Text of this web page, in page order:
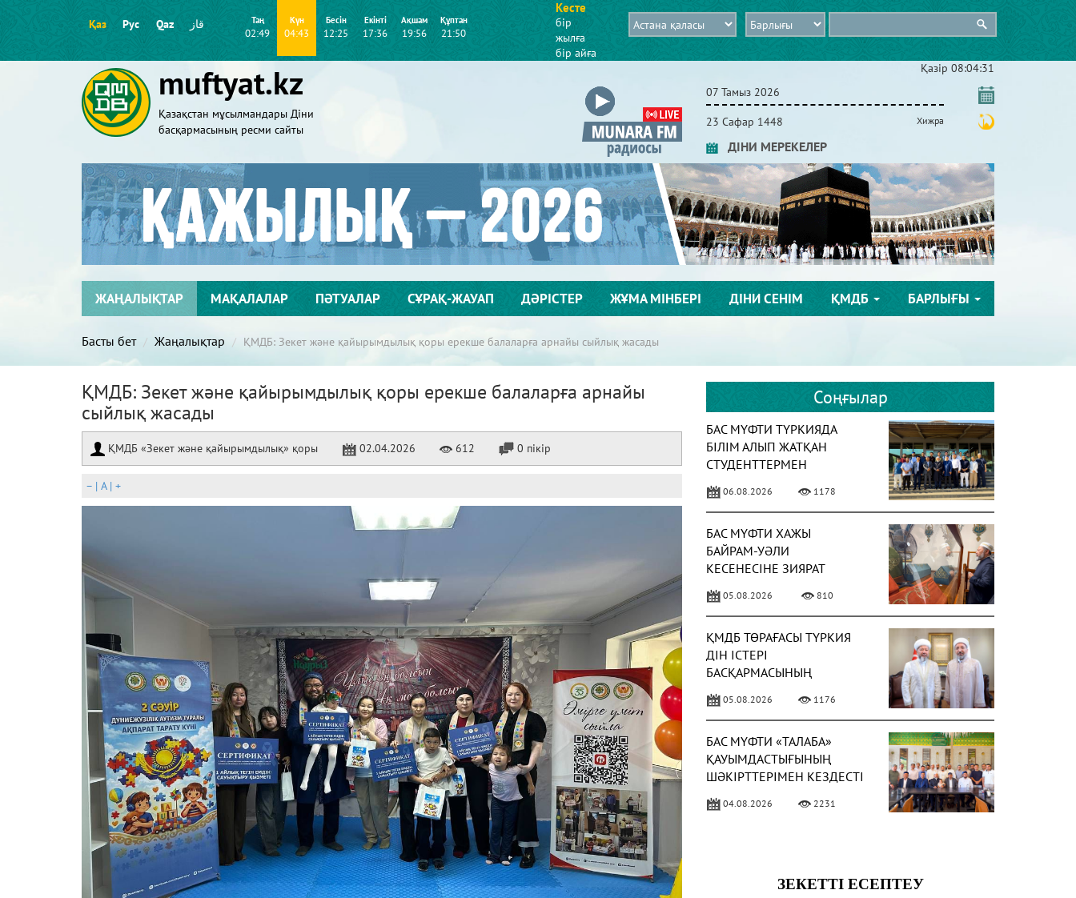
Қаз Рус Qaz قاز Таң
02:49
Күн
04:43
Бесін
12:25
Екінті
17:36
Ақшам
19:56
Құптан
21:50
Кесте
бір
жылға
бір айға
muftyat.kz
Қазақстан мұсылмандары Діни
басқармасының ресми сайты
Қазір 08:04:33
07 Тамыз 2026
23 Сафар 1448 Хижра
ДІНИ МЕРЕКЕЛЕР
ЖАҢАЛЫҚТАР МАҚАЛАЛАР ПӘТУАЛАР СҰРАҚ-ЖАУАП ДӘРІСТЕР ЖҰМА МІНБЕРІ ДІНИ СЕНІМ ҚМДБ БАРЛЫҒЫ
Басты бет Жаңалықтар ҚМДБ: Зекет және қайырымдылық қоры ерекше балаларға арнайы сыйлық жасады
ҚМДБ: Зекет және қайырымдылық қоры ерекше балаларға арнайы
сыйлық жасады
ҚМДБ «Зекет және қайырымдылық» қоры 02.04.2026 612 0 пікір
– | A| +
Соңғылар
БАС МҮФТИ ТҮРКИЯДА
БІЛІМ АЛЫП ЖАТҚАН
СТУДЕНТТЕРМЕН
06.08.2026 1178
БАС МҮФТИ ХАЖЫ
БАЙРАМ-УӘЛИ
КЕСЕНЕСІНЕ ЗИЯРАТ
05.08.2026 810
ҚМДБ ТӨРАҒАСЫ ТҮРКИЯ
ДІН ІСТЕРІ
БАСҚАРМАСЫНЫҢ
05.08.2026 1176
БАС МҮФТИ «ТАЛАБА»
ҚАУЫМДАСТЫҒЫНЫҢ
ШӘКІРТТЕРІМЕН КЕЗДЕСТІ
04.08.2026 2231
ТҮРКИЯДАҒЫ ТӨТЕНШЕ